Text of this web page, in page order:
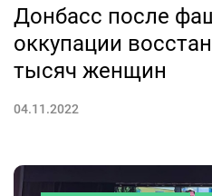
Донбасс после
оккупации
тысяч женщин
04.11.2022